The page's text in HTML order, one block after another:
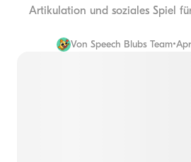
Artikulation und soziales Spiel
Von Speech Blubs Team•